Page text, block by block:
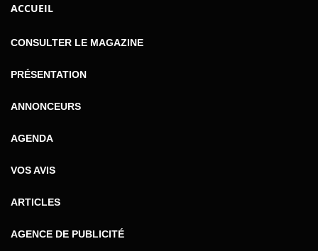
ACCUEIL
CONSULTER LE MAGAZINE
PRÉSENTATION
ANNONCEURS
AGENDA
VOS AVIS
ARTICLES
AGENCE DE PUBLICITÉ